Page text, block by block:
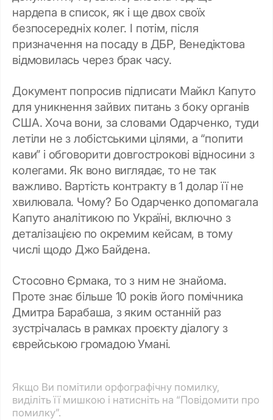
нардепа в список, як і ще двох своїх
безпосередніх колег. І потім, після
призначення на посаду в ДБР, Венедіктова
відмовилась через брак часу.
Документ попросив підписати Майкл Капуто
для уникнення зайвих питань з боку органів
США. Хоча вони, за словами Одарченко, туди
летіли не з лобістськими цілями, а “попити
кави” і обговорити довгострокові відносини з
колегами. Як воно виглядає, то не так
важливо. Вартість контракту в 1 долар її не
хвилювала. Чому? Бо Одарченко допомагала
Капуто аналітикою по Україні, включно з
деталізацією по окремим кейсам, в тому
числі щодо Джо Байдена.
Стосовно Єрмака, то з ним не знайома.
Проте знає більше 10 років його помічника
Дмитра Барабаша, з яким останній раз
зустрічалась в рамках проєкту діалогу з
єврейською громадою Умані.
Якщо Ви помітили орфографічну помилку,
виділіть її мишкою і натисніть на “Повідомити про
помилку”.